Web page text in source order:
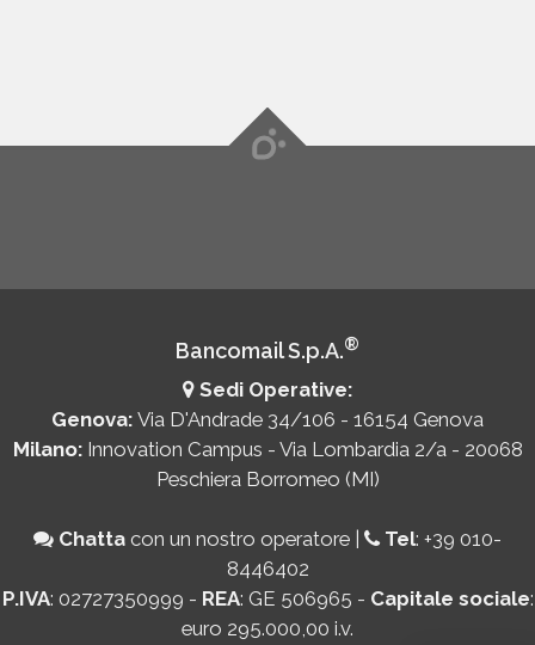
Bancomail S.p.A.®
Sedi Operative:
Genova: Via D'Andrade 34/106 - 16154 Genova
Milano: Innovation Campus - Via Lombardia 2/a - 20068
Peschiera Borromeo (MI)
Chatta con un nostro operatore | Tel: +39 010-
8446402
P.IVA: 02727350999 - REA: GE 506965 - Capitale sociale:
euro 295.000,00 i.v.